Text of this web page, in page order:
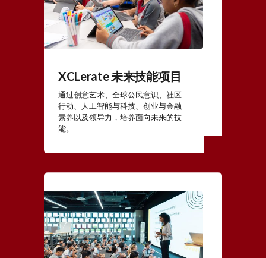
XCLerate 未来技能项目
通过创意艺术、全球公民意识、社区
行动、人工智能与科技、创业与金融
素养以及领导力，培养面向未来的技
能。